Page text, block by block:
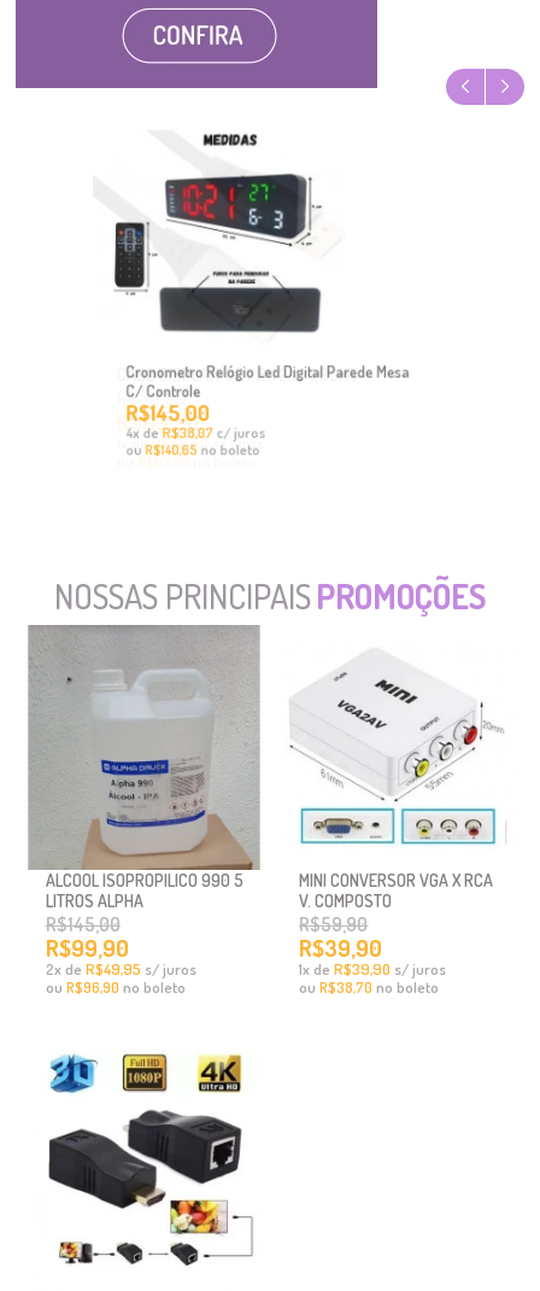
Cronometro Relógio Led Digital Parede Mesa
C/ Controle
R$145,00
xdeR$38,07c/ juros
ouR$140,65 no boleto
NOSSAS PRINCIPAISPROMOÇÕES
ALCOOL ISOPROPILICO 990 5
LITROS ALPHA
R$145,00
R$99,90
2xde R$49,95 s/ juros
ou R$96,90 no boleto
MINI CONVERSOR VGA X RCA
V. COMPOSTO
R$59,90
R$39,90
1x deR$39,90 s/ juros
ouR$38,70 no boleto